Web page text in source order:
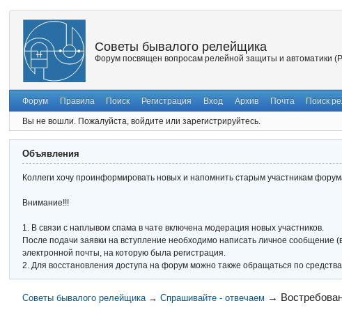
Советы бывалого релейщика
Форум посвящен вопросам релейной защиты и автоматики
Форум Правила Поиск Регистрация Вход Архив Почта Поиск
Вы не вошли. Пожалуйста, войдите или зарегистрируйтесь.
Объявления
Коллеги хочу проинформировать новых и напомнить старым участникам
Внимание!!!
1. В связи с наплывом спама в чате включена модерация новых участников.
После подачи заявки на вступление необходимо написать личное
электронной почты, на которую была регистрация.
2. Для восстановления доступа на форум можно также обращаться по
Советы бывалого релейщика → Спрашивайте - отвечаем →